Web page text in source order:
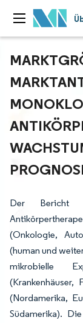
Der Bericht
(Onkologie,
(human und
mikrobielle
(Nordamerika,
Südamerika).